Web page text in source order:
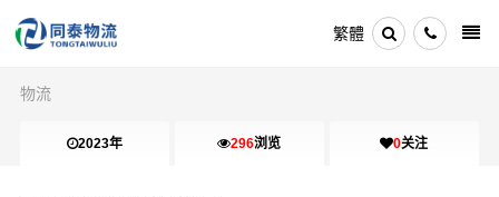
繁體
物流
2023年 296浏览 0关注